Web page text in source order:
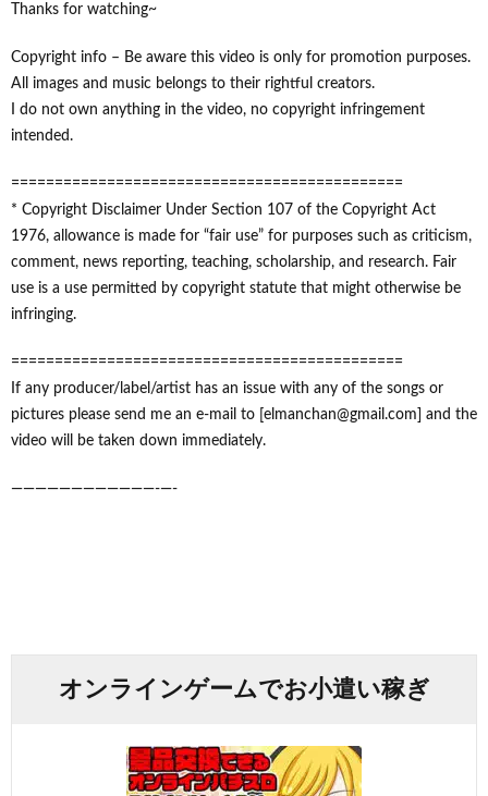
Thanks for watching~
Copyright info – Be aware this video is only for promotion purposes.
All images and music belongs to their rightful creators.
I do not own anything in the video, no copyright infringement
intended.
========================================­­=====
* Copyright Disclaimer Under Section 107 of the Copyright Act
1976, allowance is made for “fair use” for purposes such as criticism,
comment, news reporting, teaching, scholarship, and research. Fair
use is a use permitted by copyright statute that might otherwise be
infringing.
========================================­­=====
If any producer/label/artist has an issue with any of the songs or
pictures please send me an e-mail to [elmanchan@gmail.com] and the
video will be taken down immediately.
————————————-­—-
オンラインゲームでお小遣い稼ぎ